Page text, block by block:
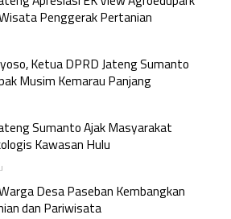
Penggerak Pertanian
Ketua DPRD Jateng Sumanto
Musim Kemarau Panjang
Sumanto Ajak Masyarakat
Kawasan Hulu
Desa Paseban Kembangkan
dan Pariwisata